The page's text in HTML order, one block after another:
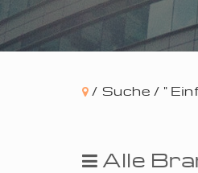
/ Suche / "
Alle